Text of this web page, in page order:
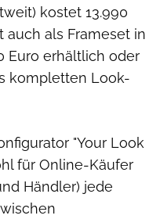
kostet 13.990
auch als Frameset in
Euro erhältlich oder
kompletten Look-
"Your Look
für Online-Käufer
Händler) jede